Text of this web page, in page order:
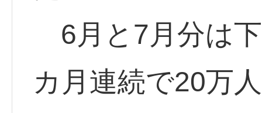
6月と7月分は
カ月連続で20万